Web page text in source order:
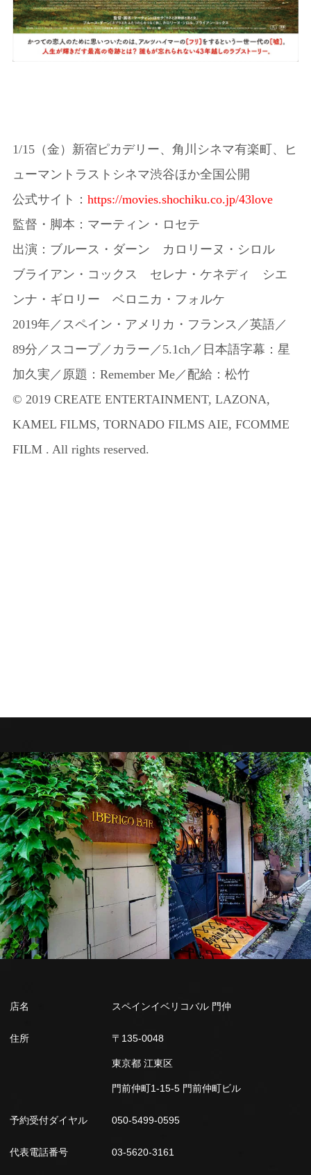
1/15（金）新宿ピカデリー、角川シネマ有楽町、ヒ
ューマントラストシネマ渋谷ほか全国公開
公式サイト： https://movies.shochiku.co.jp/43love
監督・脚本：マーティン・ロセテ
出演：ブルース・ダーン カロリーヌ・シロル
ブライアン・コックス セレナ・ケネディ シエ
ンナ・ギロリー ベロニカ・フォルケ
2019年／スペイン・アメリカ・フランス／英語／
89分／スコープ／カラー／5.1ch／日本語字幕：星
加久実／原題：Remember Me／配給：松竹
© 2019 CREATE ENTERTAINMENT, LAZONA,
KAMEL FILMS, TORNADO FILMS AIE, FCOMME
FILM . All rights reserved.
店名 スペインイベリコバル 門仲
住所 〒135-0048
東京都 江東区
門前仲町1-15-5 門前仲町ビル
予約受付ダイヤル 050-5499-0595
代表電話番号 03-5620-3161